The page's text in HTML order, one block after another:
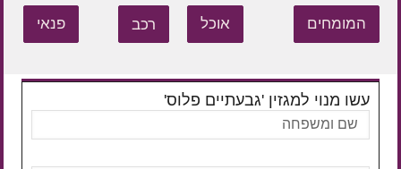
המומחים אוכל רכב פנאי
עשו מנוי למגזין 'גבעתיים פלוס'